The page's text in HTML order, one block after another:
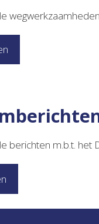
wegwerkzaamheden ..
berichten m.b.t. het